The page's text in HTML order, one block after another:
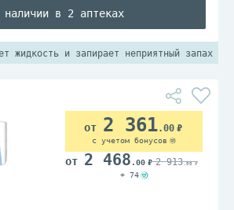
наличии в 2 аптеках
жидкость и запирает неприятный запах
2 361.00
с учетом бонусов
2 468 .00 2 913.00
+ 74